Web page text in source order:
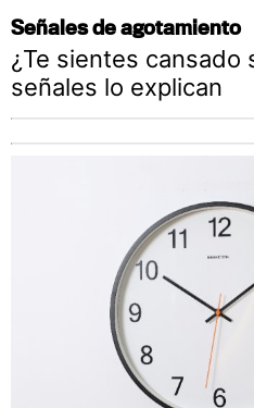
Señales de agotamiento
¿Te sientes cansado
señales lo explican